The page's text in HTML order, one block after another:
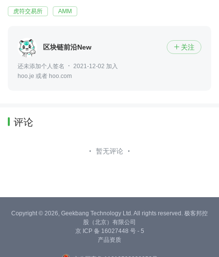
虎符交易所 AMM
区块链前沿News  关注
还未添加个人签名
2021-12-02 加入
hoo.je 或者 hoo.com
评论
暂无评论
Copyright © 2026, Geekbang Technology Ltd. All rights reserved. 极客邦控
股（北京）有限公司
京 ICP 备 16027448 号 - 5
产品资质